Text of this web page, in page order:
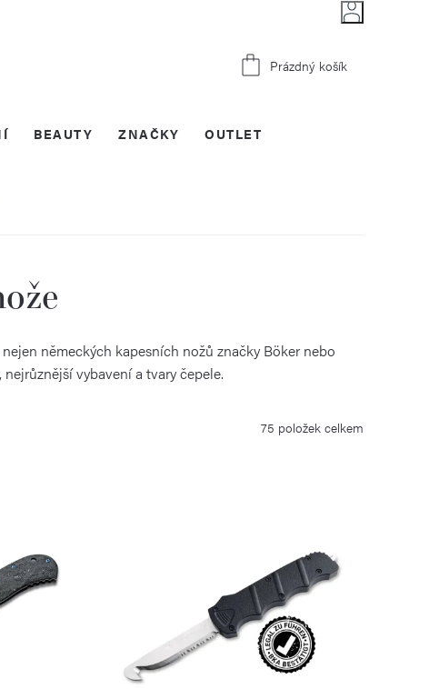
Nákupní
Prázdný košík
BEAUTY OUTLET
ZNAČKY
německých kapesních nožů značky Böker nebo
vybavení a tvary čepele.
75 položek celkem